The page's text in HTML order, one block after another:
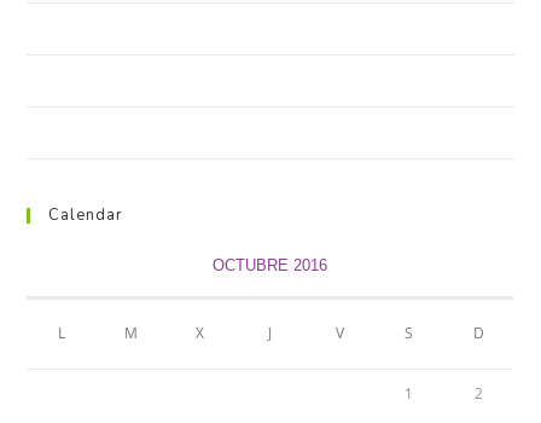
Calendar
OCTUBRE 2016
L M X J V S D
1 2